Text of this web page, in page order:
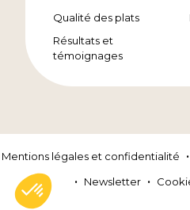
Qualité des plats
Résultats et
témoignages
Mentions légales et confidentialité
Newsletter